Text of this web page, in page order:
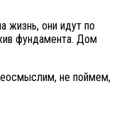
жизнь, они идут по
фундамента. Дом
не поймем,